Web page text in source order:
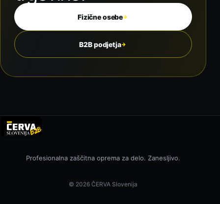
Fizične osebe→
B2B podjetja→
Profesionalna zaščitna oprema za delo. Zanesljivo.
© 2026 ČERVA Slovenija